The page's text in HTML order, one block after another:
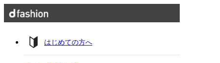
はじめての方へ